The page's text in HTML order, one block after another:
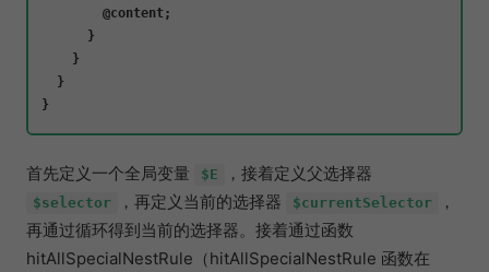
        @content;
      }
    }
  }
首先定义一个全局变量 $E ，接着定义父选择器
$selector ，再定义当前的选择器 $currentSelector
，
再通过循环得到当前的选择器。接着通过函数
hitAllSpecialNestRule（hitAllSpecialNestRule 函数在